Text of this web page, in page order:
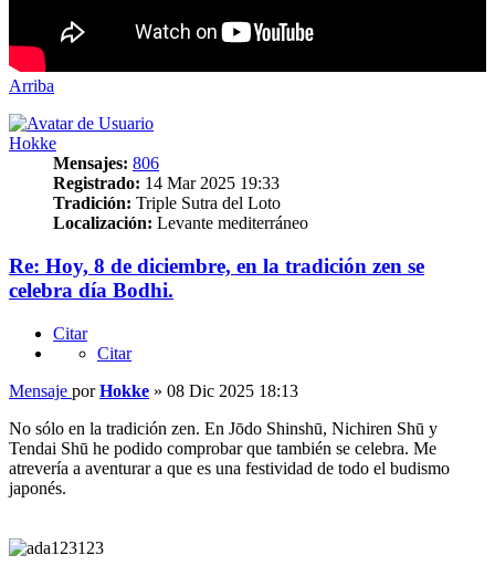
Arriba
Hokke
Mensajes: 806
Registrado: 14 Mar 2025 19:33
Tradición: Triple Sutra del Loto
Localización: Levante mediterráneo
Re: Hoy, 8 de diciembre, en la tradición zen se
celebra día Bodhi.
Citar
Citar
Mensaje porHokke » 08 Dic 2025 18:13
No sólo en la tradición zen. En Jōdo Shinshū, Nichiren Shū y
Tendai Shū he podido comprobar que también se celebra. Me
atrevería a aventurar a que es una festividad de todo el budismo
japonés.